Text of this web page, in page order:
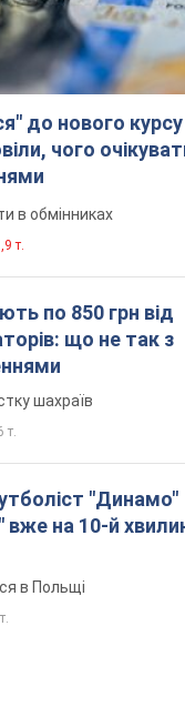
т.
по 850 грн від
що не так з
шахраїв
т.
"Динамо"
на 10-й хвилині
в Польщі